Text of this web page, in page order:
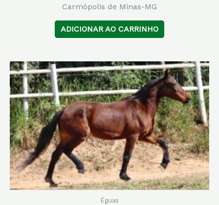
Carmópolis de Minas-MG
ADICIONAR AO CARRINHO
Éguas